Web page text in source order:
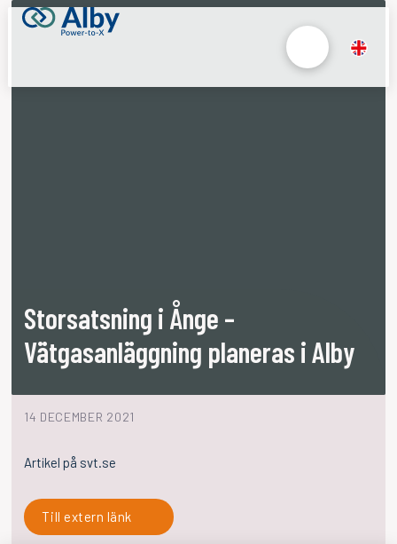
Storsatsning i Ånge –
Vätgasanläggning planeras i Alby
14 DECEMBER 2021
Artikel på svt.se
Till extern länk